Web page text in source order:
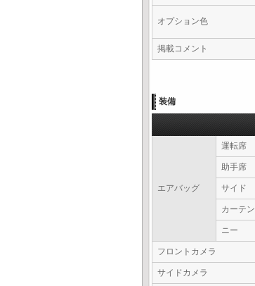
オプション色
掲載コメント
装備
エアバッグ
運転席
助手席
サイド
カーテン
ニー
フロントカメラ
サイドカメラ